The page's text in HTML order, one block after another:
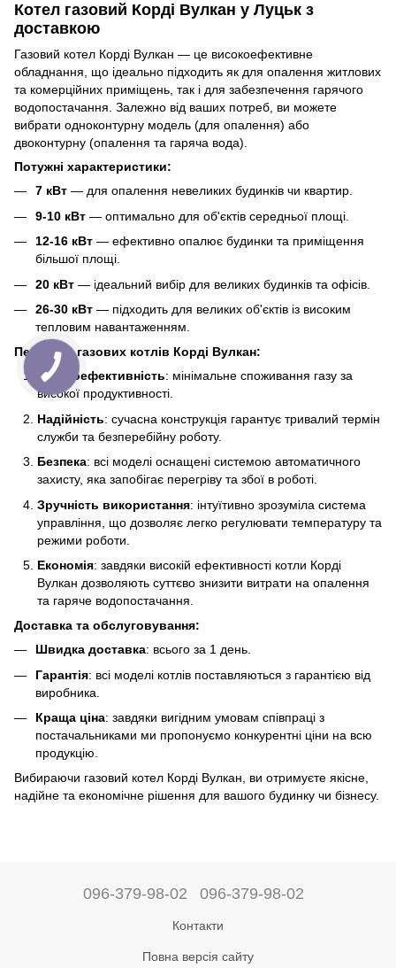
Котел газовий Корді Вулкан у Луцьк з
доставкою
Газовий котел Корді Вулкан — це високоефективне
обладнання, що ідеально підходить як для опалення житлових
та комерційних приміщень, так і для забезпечення гарячого
водопостачання. Залежно від ваших потреб, ви можете
вибрати одноконтурну модель (для опалення) або
двоконтурну (опалення та гаряча вода).
Потужні характеристики:
7 кВт — для опалення невеликих будинків чи квартир.
9-10 кВт — оптимально для об'єктів середньої площі.
12-16 кВт — ефективно опалює будинки та приміщення
більшої площі.
20 кВт — ідеальний вибір для великих будинків та офісів.
26-30 кВт — підходить для великих об'єктів із високим
тепловим навантаженням.
Переваги газових котлів Корді Вулкан:
Енергоефективність: мінімальне споживання газу за
високої продуктивності.
Надійність: сучасна конструкція гарантує тривалий термін
служби та безперебійну роботу.
Безпека: всі моделі оснащені системою автоматичного
захисту, яка запобігає перегріву та збої в роботі.
Зручність використання: інтуїтивно зрозуміла система
управління, що дозволяє легко регулювати температуру та
режими роботи.
Економія: завдяки високій ефективності котли Корді
Вулкан дозволяють суттєво знизити витрати на опалення
та гаряче водопостачання.
Доставка та обслуговування:
Швидка доставка: всього за 1 день.
Гарантія: всі моделі котлів поставляються з гарантією від
виробника.
Краща ціна: завдяки вигідним умовам співпраці з
постачальниками ми пропонуємо конкурентні ціни на всю
продукцію.
Вибираючи газовий котел Корді Вулкан, ви отримуєте якісне,
надійне та економічне рішення для вашого будинку чи бізнесу.
096-379-98-02 096-379-98-02
Контакти
Повна версія сайту